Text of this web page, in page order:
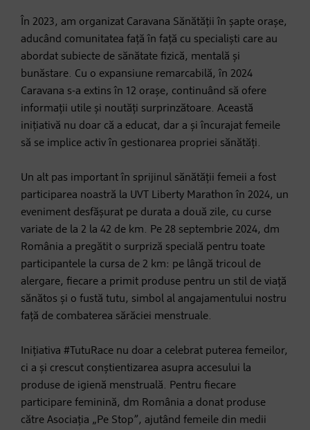
În 2023, am organizat Caravana Sănătății în șapte orașe,
aducând comunitatea față în față cu specialiști care au
abordat subiecte de sănătate fizică, mentală și
bunăstare. Cu o expansiune remarcabilă, în 2024
Caravana s-a extins în 12 orașe, continuând să ofere
informații utile și noutăți surprinzătoare. Această
inițiativă nu doar că a educat, dar a și încurajat femeile
să se implice activ în gestionarea propriei sănătăți.
Un alt pas important în sprijinul sănătății femeii a fost
participarea noastră la UVT Liberty Marathon în 2024, un
eveniment desfășurat pe durata a două zile, cu curse
variate de la 2 la 42 de km. Pe 28 septembrie 2024, dm
România a pregătit o surpriză specială pentru toate
participantele la cursa de 2 km: pe lângă tricoul de
alergare, fiecare a primit produse pentru un stil de viață
sănătos și o fustă tutu, simbol al angajamentului nostru
față de combaterea sărăciei menstruale.
Inițiativa #TutuRace nu doar a celebrat puterea femeilor,
ci a și crescut conștientizarea asupra accesului la
produse de igienă menstruală. Pentru fiecare
participare feminină, dm România a donat produse
către Asociația „Pe Stop”, ajutând femeile din medii